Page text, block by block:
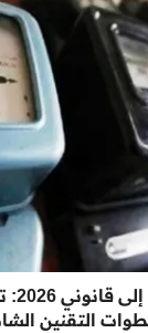
التقنين